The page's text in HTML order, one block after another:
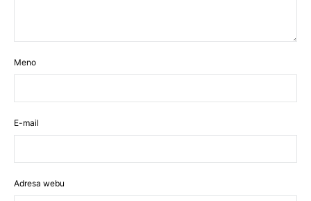
Meno
E-mail
Adresa webu